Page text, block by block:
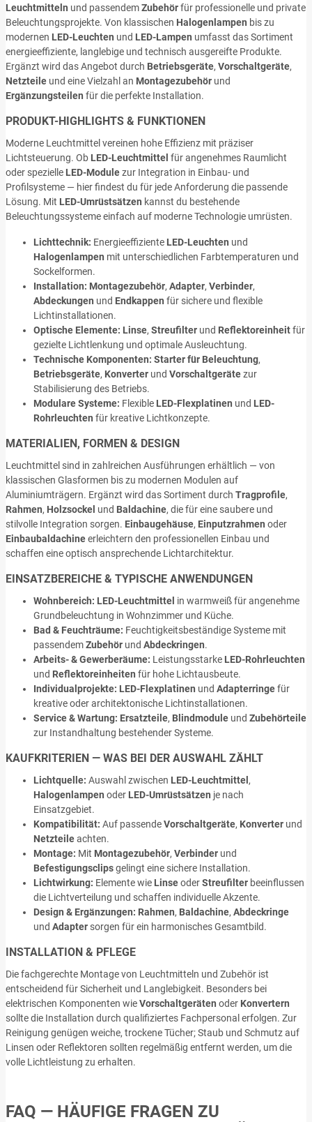
Leuchtmitteln und passendemZubehörfür professionelle und private
Beleuchtungsprojekte. Von klassischen Halogenlampen bis zu
modernen LED-Leuchten und LED-Lampen umfasst das Sortiment
energieeffiziente, langlebige und technisch ausgereifte Produkte.
Ergänzt wird das Angebot durch Betriebsgeräte, Vorschaltgeräte,
Netzteile und eine Vielzahl an Montagezubehör und
Ergänzungsteilen für die perfekte Installation.
PRODUKT-HIGHLIGHTS & FUNKTIONEN
Moderne Leuchtmittel vereinen hohe Effizienz mit präziser
Lichtsteuerung. Ob LED-Leuchtmittel für angenehmes Raumlicht
oder spezielle LED-Modulezur Integration in Einbau- und
Profilsysteme — hier findest du für jede Anforderung die passende
Lösung. Mit LED-Umrüstsätzen kannst du bestehende
Beleuchtungssysteme einfach auf moderne Technologie umrüsten.
Lichttechnik: Energieeffiziente LED-Leuchten und
Halogenlampen mit unterschiedlichen Farbtemperaturen und
Sockelformen.
Installation: Montagezubehör, Adapter, Verbinder,
Abdeckungen und Endkappen für sichere und flexible
Lichtinstallationen.
Optische Elemente: Linse, Streufilter und Reflektoreinheitfür
gezielte Lichtlenkung und optimale Ausleuchtung.
Technische Komponenten: Starter für Beleuchtung,
Betriebsgeräte, Konverter und Vorschaltgerätezur
Stabilisierung des Betriebs.
Modulare Systeme: Flexible LED-Flexplatinen und LED-
Rohrleuchten für kreative Lichtkonzepte.
MATERIALIEN, FORMEN & DESIGN
Leuchtmittel sind in zahlreichen Ausführungen erhältlich — von
klassischen Glasformen bis zu modernen Modulen auf
Aluminiumträgern. Ergänzt wird das Sortiment durch Tragprofile,
Rahmen, Holzsockel und Baldachine, die für eine saubere und
stilvolle Integration sorgen. Einbaugehäuse, Einputzrahmen oder
Einbaubaldachineerleichtern den professionellen Einbau und
schaffen eine optisch ansprechende Lichtarchitektur.
EINSATZBEREICHE & TYPISCHE ANWENDUNGEN
Wohnbereich: LED-Leuchtmittel in warmweiß für angenehme
Grundbeleuchtung in Wohnzimmer und Küche.
Bad & Feuchträume: Feuchtigkeitsbeständige Systeme mit
passendemZubehör und Abdeckringen.
Arbeits- & Gewerberäume: Leistungsstarke LED-Rohrleuchten
und Reflektoreinheiten für hohe Lichtausbeute.
Individualprojekte: LED-Flexplatinen und Adapterringefür
kreative oder architektonische Lichtinstallationen.
Service & Wartung: Ersatzteile, Blindmodule und Zubehörteile
zur Instandhaltung bestehender Systeme.
KAUFKRITERIEN — WAS BEI DER AUSWAHL ZÄHLT
Lichtquelle: Auswahl zwischen LED-Leuchtmittel ,
Halogenlampen oder LED-Umrüstsätzen je nach
Einsatzgebiet.
Kompatibilität: Auf passendeVorschaltgeräte, Konverter und
Netzteileachten.
Montage: Mit Montagezubehör, Verbinder und
Befestigungsclipsgelingt eine sichere Installation.
Lichtwirkung: Elemente wie LinseoderStreufilter beeinflussen
die Lichtverteilung und schaffen individuelle Akzente.
Design & Ergänzungen: Rahmen, Baldachine, Abdeckringe
und Adapter sorgen für ein harmonisches Gesamtbild.
INSTALLATION & PFLEGE
Die fachgerechte Montage von Leuchtmitteln und Zubehör ist
entscheidend für Sicherheit und Langlebigkeit. Besonders bei
elektrischen Komponenten wieVorschaltgeräten oder Konvertern
sollte die Installation durch qualifiziertes Fachpersonal erfolgen. Zur
Reinigung genügen weiche, trockene Tücher; Staub und Schmutz auf
Linsen oder Reflektoren sollten regelmäßig entfernt werden, um die
volle Lichtleistung zu erhalten.
FAQ — HÄUFIGE FRAGEN ZU